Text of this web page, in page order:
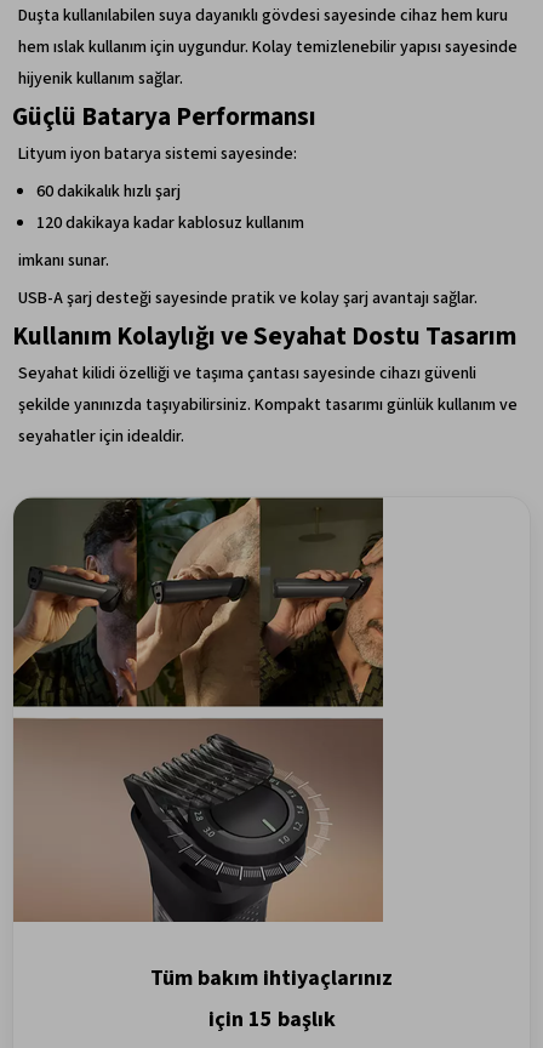
Duşta kullanılabilen suya dayanıklı gövdesi sayesinde cihaz hem kuru
hem ıslak kullanım için uygundur. Kolay temizlenebilir yapısı sayesinde
hijyenik kullanım sağlar.
Güçlü Batarya Performansı
Lityum iyon batarya sistemi sayesinde:
60 dakikalık hızlı şarj
120 dakikaya kadar kablosuz kullanım
imkanı sunar.
USB-A şarj desteği sayesinde pratik ve kolay şarj avantajı sağlar.
Kullanım Kolaylığı ve Seyahat Dostu Tasarım
Seyahat kilidi özelliği ve taşıma çantası sayesinde cihazı güvenli
şekilde yanınızda taşıyabilirsiniz. Kompakt tasarımı günlük kullanım ve
seyahatler için idealdir.
Tüm bakım ihtiyaçlarınız
için 15 başlık